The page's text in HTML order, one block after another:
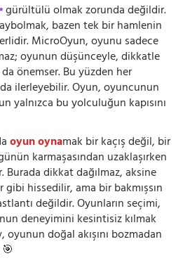
gürültülü olmak zorunda değildir.
bazen tek bir hamlenin
MicroOyun, oyunu sadece
oyunun düşünceyle, dikkatle
önemser. Bu yüzden her
ilerleyebilir. Oyun, oyuncunun
yalnızca bu yolculuğun kapısını
oyun oynamak bir kaçış değil, bir
karmaşasından uzaklaşırken
dikkat dağılmaz, aksine
hissedilir, ama bir bakmışsın
değildir. Oyunların seçimi,
deneyimini kesintisiz kılmak
doğal akışını bozmadan